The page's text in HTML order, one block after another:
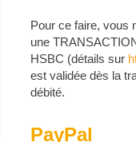
Pour ce faire, vous
une
HSBC (détails sur
est validée dès la
débité.
PayPal